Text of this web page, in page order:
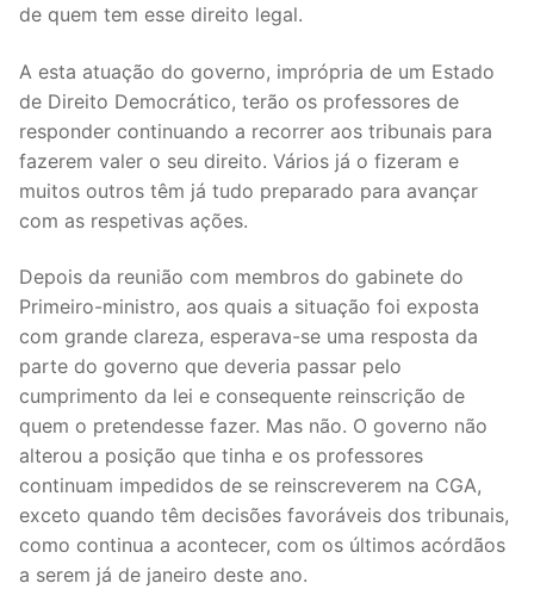
Revista Intervir
Contactos
de quem tem esse direito legal.
A esta atuação do governo, imprópria de um Estado
de Direito Democrático, terão os professores de
responder continuando a recorrer aos tribunais para
fazerem valer o seu direito. Vários já o fizeram e
muitos outros têm já tudo preparado para avançar
com as respetivas ações.
Depois da reunião com membros do gabinete do
Primeiro-ministro, aos quais a situação foi exposta
com grande clareza, esperava-se uma resposta da
parte do governo que deveria passar pelo
cumprimento da lei e consequente reinscrição de
quem o pretendesse fazer. Mas não. O governo não
alterou a posição que tinha e os professores
continuam impedidos de se reinscreverem na CGA,
exceto quando têm decisões favoráveis dos tribunais,
como continua a acontecer, com os últimos acórdãos
a serem já de janeiro deste ano.